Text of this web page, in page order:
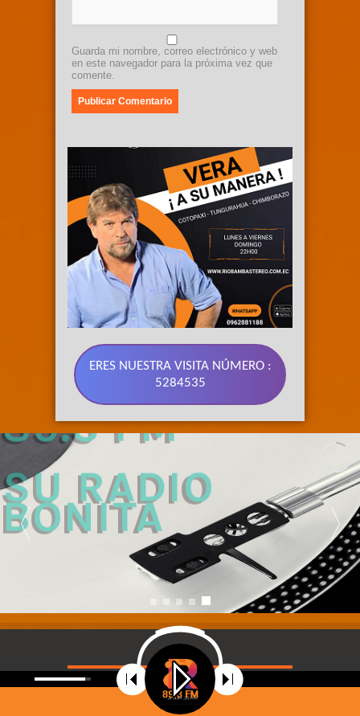
Guarda mi nombre, correo electrónico y web
en este navegador para la próxima vez que
comente.
ERES NUESTRA VISITA NÚMERO :
5284535
89.3 FM
SU RADIO
BONITA
Radio Riobamba Stereo 89.3 FM, Su radio